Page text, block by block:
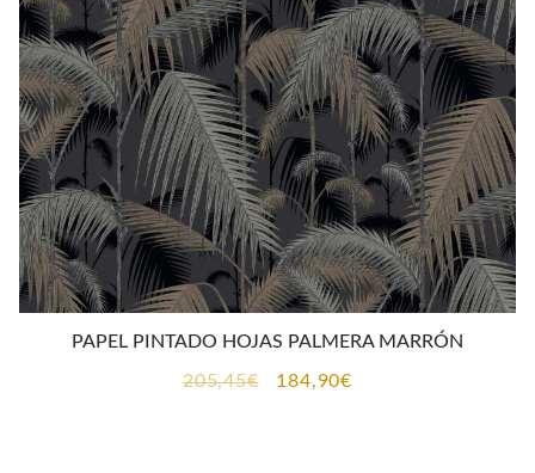
PAPEL PINTADO HOJAS PALMERA MARRÓN
205,45€
El184,90€El